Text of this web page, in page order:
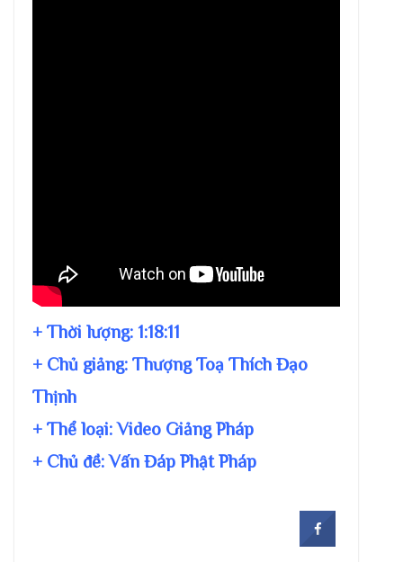
+ Thời lượng: 1:18:11
+ Chủ giảng: Thượng Toạ Thích Đạo
Thịnh
+ Thể loại: Video Giảng Pháp
+ Chủ đề:Vấn Đáp Phật Pháp